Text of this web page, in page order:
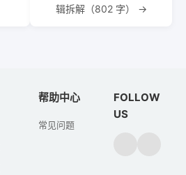
辑拆解（802 字） →
帮助中心
常见问题
FOLLOW
US